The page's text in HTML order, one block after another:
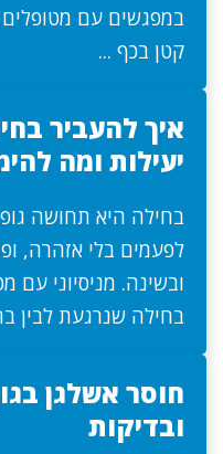
במפגשים עם מטופלים
קטן בכף ...
איך להעביר
יעילות ומה
בחילה היא תחושה
לפעמים בלי אזהרה,
ובשינה. מניסיוני עם
בחילה שנרגעת לבין
חוסר אשלגן
ובדיקות